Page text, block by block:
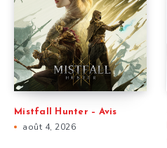
Mistfall Hunter – Avis
août 4, 2026